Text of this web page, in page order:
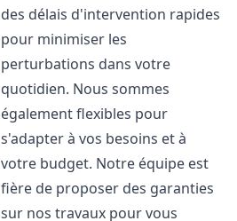
des délais d'intervention rapides
pour minimiser les
perturbations dans votre
quotidien. Nous sommes
également flexibles pour
s'adapter à vos besoins et à
votre budget. Notre équipe est
fière de proposer des garanties
sur nos travaux pour vous